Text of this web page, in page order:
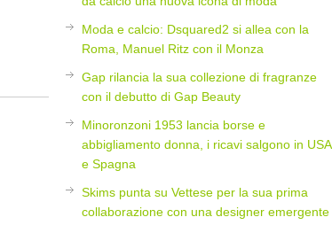
Moda e calcio: Dsquared2 si allea con la
Roma, Manuel Ritz con il Monza
Gap rilancia la sua collezione di fragranze
con il debutto di Gap Beauty
Minoronzoni 1953 lancia borse e
abbigliamento donna, i ricavi salgono in USA
e Spagna
Skims punta su Vettese per la sua prima
collaborazione con una designer emergente